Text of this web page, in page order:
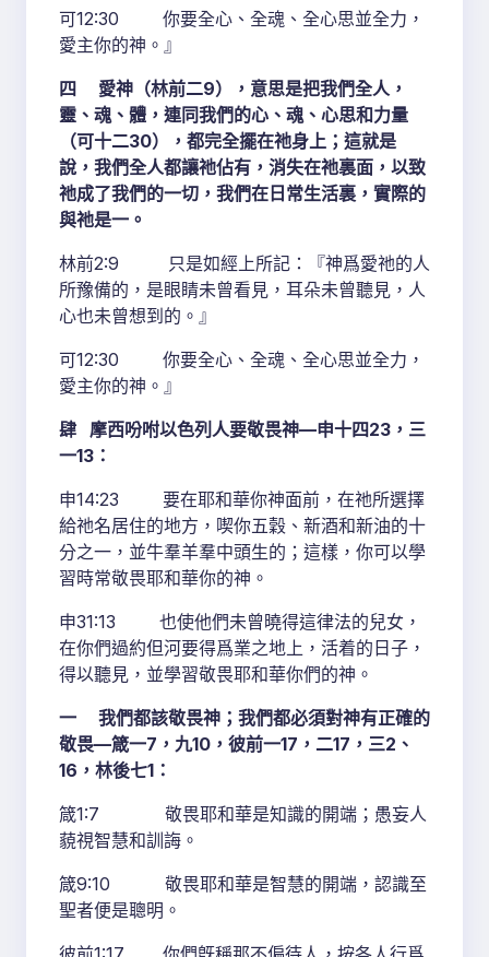
可12:30 你要全心、全魂、全心思並全力，
愛主你的神。』
四 愛神（林前二9），意思是把我們全人，
靈、魂、體，連同我們的心、魂、心思和力量
（可十二30），都完全擺在祂身上；這就是
說，我們全人都讓祂佔有，消失在祂裏面，以致
祂成了我們的一切，我們在日常生活裏，實際的
與祂是一。
林前2:9 只是如經上所記：『神爲愛祂的人
所豫備的，是眼睛未曾看見，耳朵未曾聽見，人
心也未曾想到的。』
可12:30 你要全心、全魂、全心思並全力，
愛主你的神。』
肆 摩西吩咐以色列人要敬畏神—申十四23，三
一13：
申14:23 要在耶和華你神面前，在祂所選擇
給祂名居住的地方，喫你五穀、新酒和新油的十
分之一，並牛羣羊羣中頭生的；這樣，你可以學
習時常敬畏耶和華你的神。
申31:13 也使他們未曾曉得這律法的兒女，
在你們過約但河要得爲業之地上，活着的日子，
得以聽見，並學習敬畏耶和華你們的神。
一 我們都該敬畏神；我們都必須對神有正確的
敬畏—箴一7，九10，彼前一17，二17，三2、
16，林後七1：
箴1:7 敬畏耶和華是知識的開端；愚妄人
藐視智慧和訓誨。
箴9:10 敬畏耶和華是智慧的開端，認識至
聖者便是聰明。